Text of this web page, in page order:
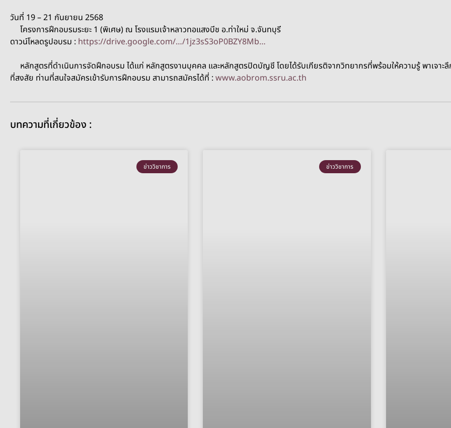
วันที่ 19 – 21 กันยายน 2568
โครงการฝึกอบรมระยะ 1 (พิเศษ) ณ โรงแรมเจ้าหลาวทอแสงบีช อ.ท่าใหม่ จ.จันทบุรี
ดาวน์โหลดรูปอบรม : https://drive.google.com/…/1jz3sS3oP0BZY8Mb…
หลักสูตรที่ดำเนินการจัดฝึกอบรม ได้แก่ หลักสูตรงานบุคคล และหลักสูตรปิดบัญชี โดยได้รับเกียรติจากวิทยากรที่พร้อมให้ความรู้ พาเจา
ที่สงสัย ท่านที่สนใจสมัครเข้ารับการฝึกอบรม สามารถสมัครได้ที่ : www.aobrom.ssru.ac.th
บทความที่เกี่ยวข้อง :
ข่าววิชาการ ข่าววิชาการ